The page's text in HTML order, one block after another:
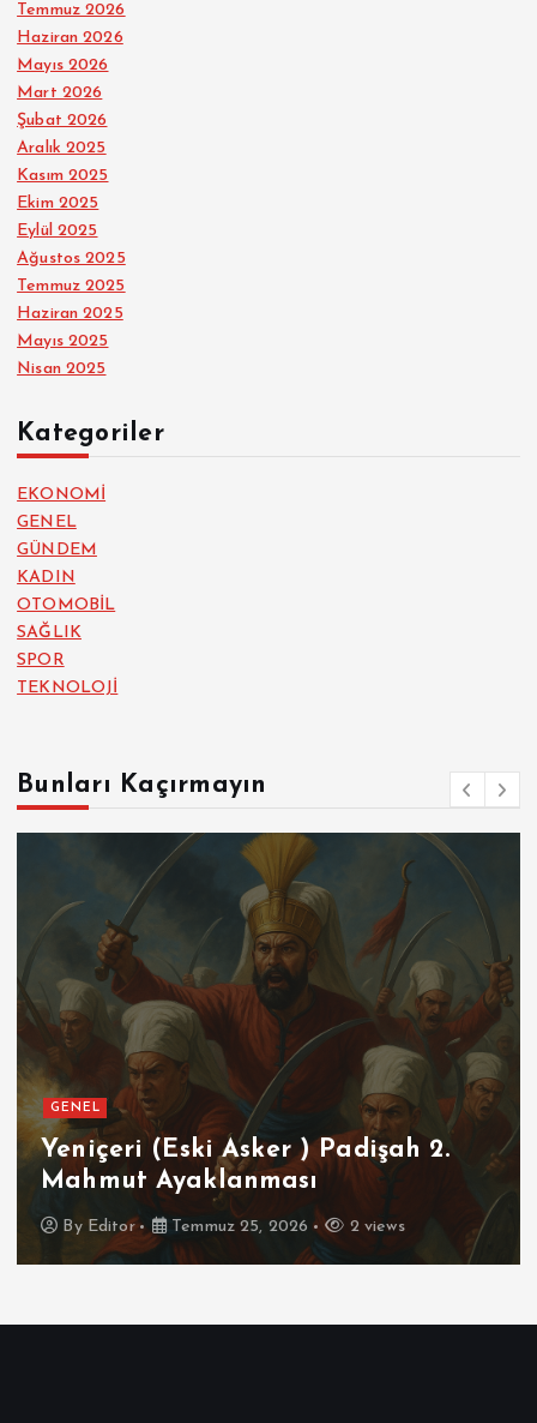
Temmuz 2026
Haziran 2026
Mayıs 2026
Mart 2026
Şubat 2026
Aralık 2025
Kasım 2025
Ekim 2025
Eylül 2025
Ağustos 2025
Temmuz 2025
Haziran 2025
Mayıs 2025
Nisan 2025
Kategoriler
EKONOMİ
GENEL
GÜNDEM
KADIN
OTOMOBİL
SAĞLIK
SPOR
TEKNOLOJİ
Bunları Kaçırmayın
GENEL SPOR
Futbolun Zirvesinde Yeniden
İspanya
By Editor Temmuz 16, 2026 3 views